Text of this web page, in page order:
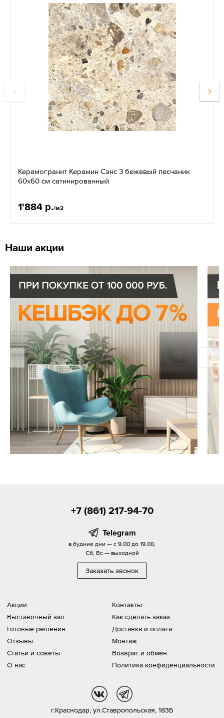
Керамогранит Керамин Сэнс 3 бежевый песчаник
60x60 см сатинированный
1'884 р./м2
Наши акции
Акции
Выставочный зал
Готовые решения
Отзывы
Статьи и советы
О нас
Контакты
Как сделать заказ
Доставка и оплата
Монтаж
Возврат и обмен
Политика конфиденциальности
+7 (861) 217-94-70
Telegram
в будние дни — с 9.00 до 19.00,
Сб, Вс — выходной
Заказать звонок
г.Краснодар, ул.Ставропольская, 183Б
vk